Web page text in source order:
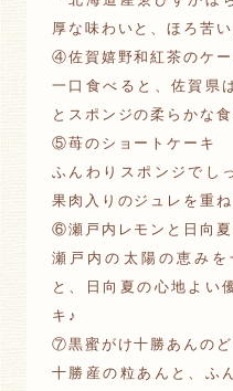
厚な味わいと、ほろ苦
④佐賀嬉野和紅茶のケー
一口食べると、佐賀県
とスポンジの柔らかな
⑤苺のショートケーキ
ふんわりスポンジでし
果肉入りのジュレを重
⑥瀬戸内レモンと日向夏
瀬戸内の太陽の恵み
と、日向夏の心地よい
キ♪
⑦黒蜜がけ十勝あんのど
十勝産の粒あんと、ふ